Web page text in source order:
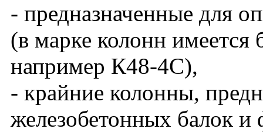
- предназначенные для
(в марке колонн
например К48-4С),
- крайние колонны,
железобетонных балок и